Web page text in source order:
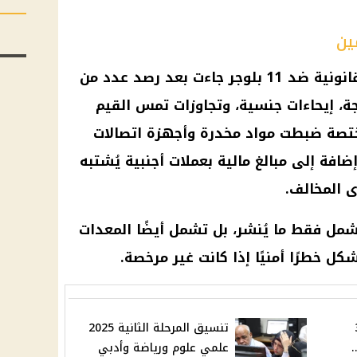
كشف رئيس اللجنة أن الحملة القانونية ضد 11 بلوجر جاءت بعد رصد عدد من
إيحاءات جنسية، وتجاوزات تمس القيم
ضبطت مواد مخدرة وأجهزة اتصالات
إلى مبالغ مالية بعملات أجنبية يُشتبه
المخالف.
فقط ما يُنشر، بل تشمل أيضًا المعدات
خطرًا أمنيًا إذا كانت غير مرخصة.
3
تنسيق المرحلة الثانية 2025
علمي علوم ورياضة وأدبي